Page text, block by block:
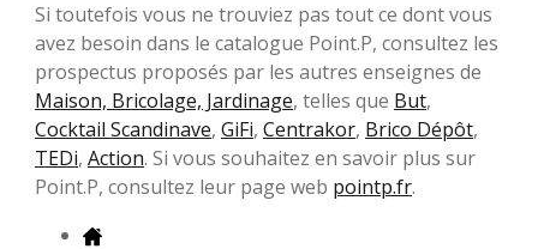
Si toutefois vous ne trouviez pas tout ce dont vous
avez besoin dans le catalogue Point.P, consultez les
prospectus proposés par les autres enseignes de
Maison, Bricolage, Jardinage, telles que But,
Cocktail Scandinave, GiFi, Centrakor, Brico Dépôt,
TEDi, Action. Si vous souhaitez en savoir plus sur
Point.P, consultez leur page web pointp.fr.